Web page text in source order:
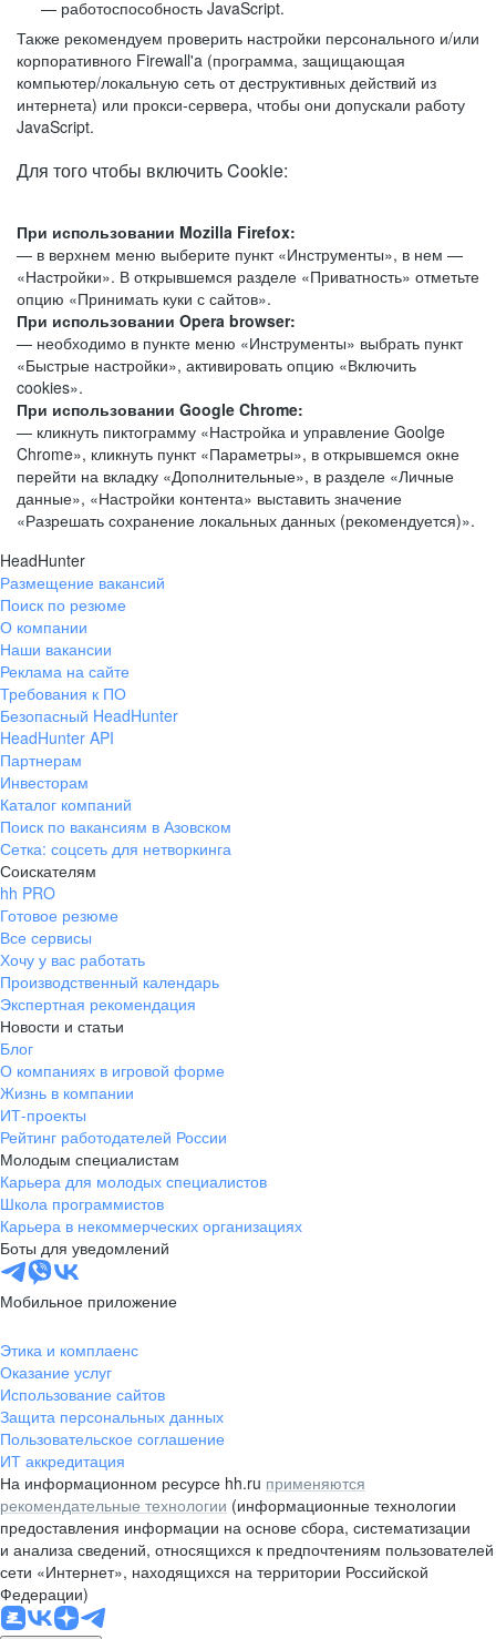
работоспособность JavaScript.
Также рекомендуем проверить настройки персонального и/или
корпоративного Firewall'a (программа, защищающая
компьютер/локальную сеть от деструктивных действий из
интернета) или прокси-сервера, чтобы они допускали работу
JavaScript.
Для того чтобы включить Cookie:
При использовании Mozilla Firefox:
— в верхнем меню выберите пункт «Инструменты», в нем —
«Настройки». В открывшемся разделе «Приватность» отметьте
опцию «Принимать куки с сайтов».
При использовании Opera browser:
— необходимо в пункте меню «Инструменты» выбрать пункт
«Быстрые настройки», активировать опцию «Включить
cookies».
При использовании Google Chrome:
— кликнуть пиктограмму «Настройка и управление Goolge
Chrome», кликнуть пункт «Параметры», в открывшемся окне
перейти на вкладку «Дополнительные», в разделе «Личные
данные», «Настройки контента» выставить значение
«Разрешать сохранение локальных данных (рекомендуется)».
HeadHunter
Размещение вакансий
Поиск по резюме
О компании
Наши вакансии
Реклама на сайте
Требования к ПО
Безопасный HeadHunter
HeadHunter API
Партнерам
Инвесторам
Каталог компаний
Поиск по вакансиям в Азовском
Сетка: соцсеть для нетворкинга
Соискателям
hh PRO
Готовое резюме
Все сервисы
Хочу у вас работать
Производственный календарь
Экспертная рекомендация
Новости и статьи
Блог
О компаниях в игровой форме
Жизнь в компании
ИТ-проекты
Рейтинг работодателей России
Молодым специалистам
Карьера для молодых специалистов
Школа программистов
Карьера в некоммерческих организациях
Боты для уведомлений
Мобильное приложение
Этика и комплаенс
Оказание услуг
Использование сайтов
Защита персональных данных
Пользовательское соглашение
ИТ аккредитация
На информационном ресурсе hh.ru применяются
рекомендательные технологии (информационные технологии
предоставления информации на основе сбора, систематизации
и анализа сведений, относящихся к предпочтениям пользователей
сети «Интернет», находящихся на территории Российской
Федерации)